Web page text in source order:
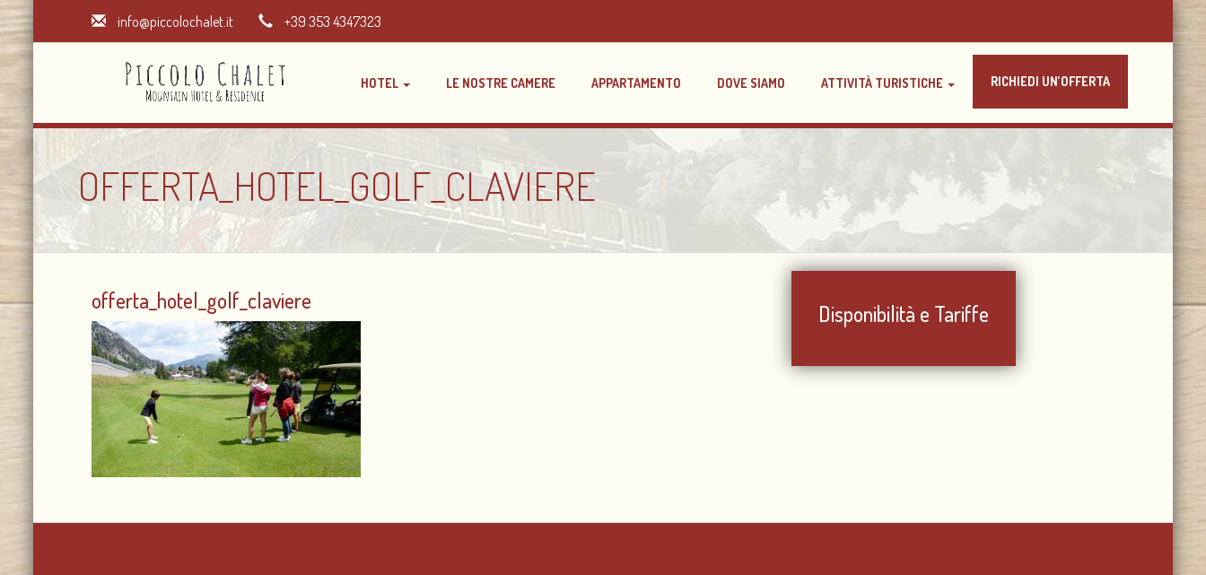
info@piccolochalet.it +39 353 4347323
HOTEL LE NOSTRE CAMERE APPARTAMENTO DOVE SIAMO ATTIVITÀ TURISTICHE RICHIEDI UN’OFFERTA
OFFERTA_HOTEL_GOLF_CLAVIERE
offerta_hotel_golf_claviere Disponibilità e Tariffe